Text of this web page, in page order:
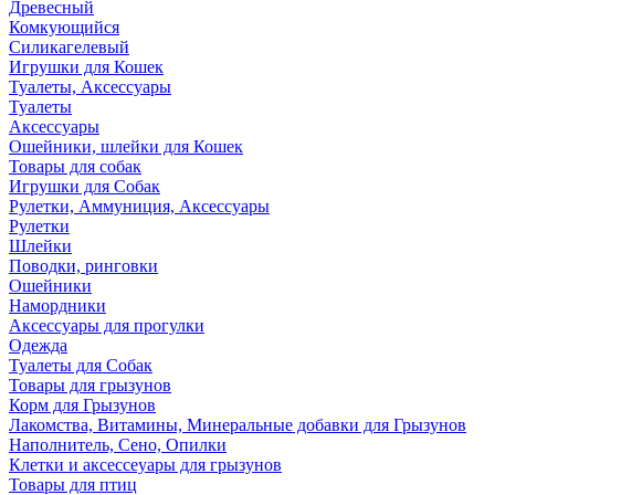
Древесный
Комкующийся
Силикагелевый
Игрушки для Кошек
Туалеты, Аксессуары
Туалеты
Аксессуары
Ошейники, шлейки для Кошек
Товары для собак
Игрушки для Собак
Рулетки, Аммуниция, Аксессуары
Рулетки
Шлейки
Поводки, ринговки
Ошейники
Намордники
Аксессуары для прогулки
Одежда
Туалеты для Собак
Товары для грызунов
Корм для Грызунов
Лакомства, Витамины, Минеральные добавки для Грызунов
Наполнитель, Сено, Опилки
Клетки и аксессеуары для грызунов
Товары для птиц